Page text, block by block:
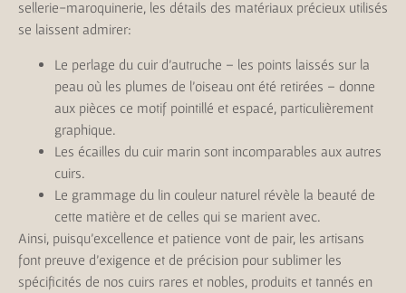
sellerie-maroquinerie, les détails des matériaux précieux utilisés
se laissent admirer:
Le perlage du cuir d’autruche – les points laissés sur la
peau où les plumes de l’oiseau ont été retirées – donne
aux pièces ce motif pointillé et espacé, particulièrement
graphique.
Les écailles du cuir marin sont incomparables aux autres
cuirs.
Le grammage du lin couleur naturel révèle la beauté de
cette matière et de celles qui se marient avec.
Ainsi, puisqu’excellence et patience vont de pair, les artisans
font preuve d’exigence et de précision pour sublimer les
spécificités de nos cuirs rares et nobles, produits et tannés en